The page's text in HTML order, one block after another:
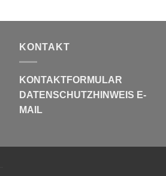
KONTAKT
KONTAKTFORMULAR
DATENSCHUTZHINWEIS E-
MAIL